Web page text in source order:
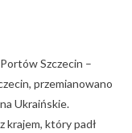
Szczecin –
przemianowano
Ukraińskie.
krajem, który padł